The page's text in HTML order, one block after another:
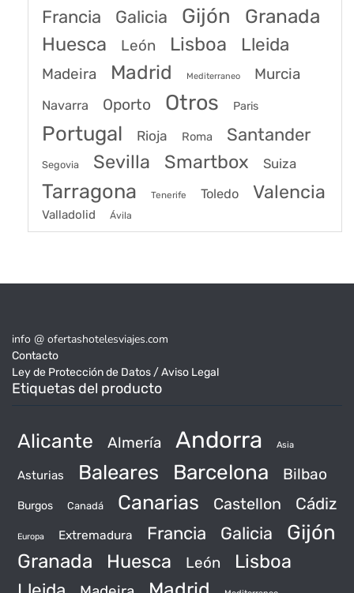
Francia Galicia Gijón Granada
Huesca León Lisboa Lleida
Madeira Madrid Mediterraneo Murcia
Navarra Oporto Otros Paris
Portugal Rioja Roma Santander
Segovia Sevilla Smartbox Suiza
Tarragona Tenerife Toledo Valencia
Valladolid Ávila
info @ ofertashotelesviajes.com
Contacto
Ley de Protección de Datos / Aviso Legal
Etiquetas del producto
Alicante Almería Andorra Asia
Asturias Baleares Barcelona Bilbao
Burgos Canadá Canarias Castellon Cádiz
Europa Extremadura Francia Galicia Gijón
Granada Huesca León Lisboa